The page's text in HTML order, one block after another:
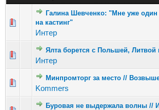
Галина Шевченко: "Мне уже
на кастинг"
Интер
Ялта борется с Польшей, Литвой
Интер
Минпромторг за место //
Kommers
Буровая не выдержала волны //